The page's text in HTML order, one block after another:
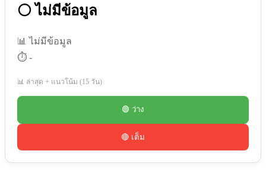
⚪ ไม่มีข้อมูล
📊 ไม่มีข้อมูล
⏱️ -
📊 ล่าสุด + แนวโน้ม (15 วัน)
🟢 ว่าง
🔴 เต็ม